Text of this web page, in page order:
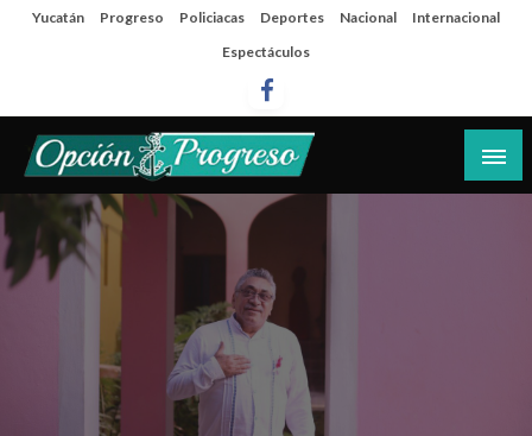
SaltaYucatán Progreso Policiacas Deportes Nacional
Internacional
Espectáculos
Opción Progreso
Las noticias del día a día del puerto